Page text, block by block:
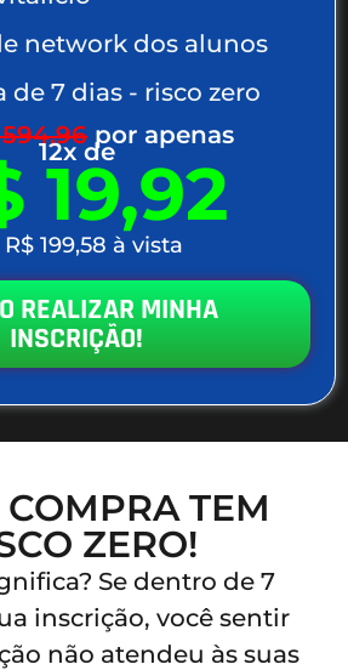
network dos alunos
de 7 dias - risco zero
por apenas
12x de
19,92
199,58 à vista
REALIZAR MINHA
INSCRIÇÃO!
TEM
ZERO!
Se dentro de 7
inscrição, você sentir
não atendeu às suas